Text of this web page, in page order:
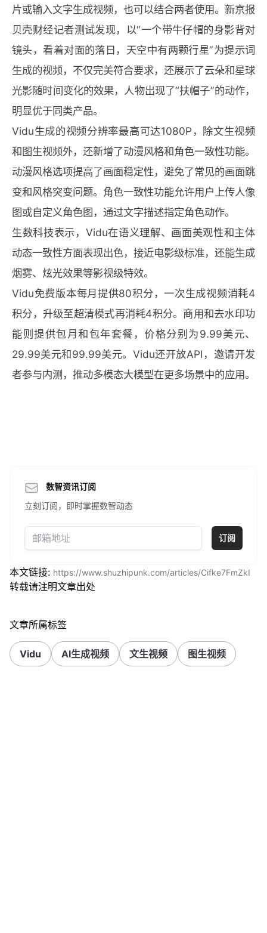
片或输入文字生成视频，也可以结合两者使用。新京报
贝壳财经记者测试发现，以“一个带牛仔帽的身影背对
镜头，看着对面的落日，天空中有两颗行星”为提示词
生成的视频，不仅完美符合要求，还展示了云朵和星球
光影随时间变化的效果，人物出现了“扶帽子”的动作，
明显优于同类产品。
Vidu生成的视频分辨率最高可达1080P，除文生视频
和图生视频外，还新增了动漫风格和角色一致性功能。
动漫风格选项提高了画面稳定性，避免了常见的画面跳
变和风格突变问题。角色一致性功能允许用户上传人像
图或自定义角色图，通过文字描述指定角色动作。
生数科技表示，Vidu在语义理解、画面美观性和主体
动态一致性方面表现出色，接近电影级标准，还能生成
烟雾、炫光效果等影视级特效。
Vidu免费版本每月提供80积分，一次生成视频消耗4
积分，升级至超清模式再消耗4积分。商用和去水印功
能则提供包月和包年套餐，价格分别为9.99美元、
29.99美元和99.99美元。Vidu还开放API，邀请开发
者参与内测，推动多模态大模型在更多场景中的应用。
数智资讯订阅
立刻订阅，即时掌握数智动态
订阅
本文链接: https://www.shuzhipunk.com/articles/Cifke7FmZkI
转载请注明文章出处
文章所属标签
Vidu AI生成视频 文生视频 图生视频